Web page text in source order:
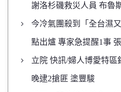
謝洛杉磯救災人員 布魯
今冷氣團殺到「全台濕
點出爐 專家急提醒1事
立院 快訊/婦人博愛特區
晚逮2搶匪 塗豐駿